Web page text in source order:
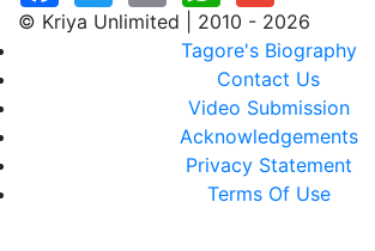
© Kriya Unlimited | 2010 - 2026
Tagore's Biography
Contact Us
Video Submission
Acknowledgements
Privacy Statement
Terms Of Use